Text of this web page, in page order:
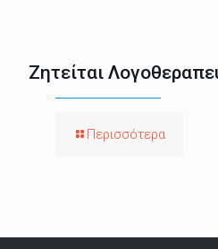
Ζητείται
Περισσότερα